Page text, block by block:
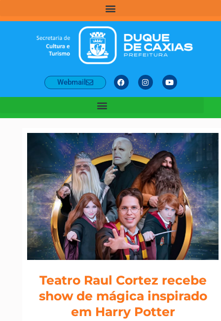
Webmail
Teatro Raul Cortez recebe
show de mágica inspirado
em Harry Potter